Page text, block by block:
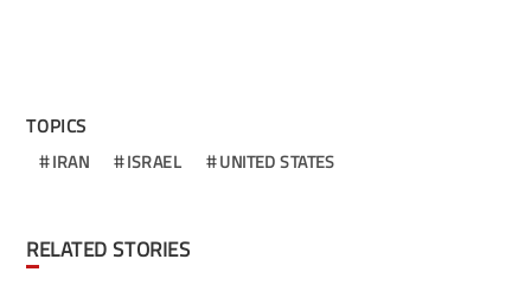
TOPICS
IRAN ISRAEL UNITED STATES
RELATED STORIES